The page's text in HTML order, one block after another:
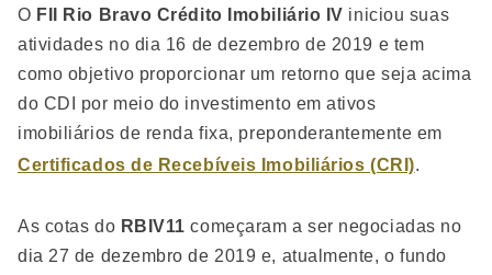
O FII Rio Bravo Crédito Imobiliário IV iniciou suas
atividades no dia 16 de dezembro de 2019 e tem
como objetivo proporcionar um retorno que seja acima
do CDI por meio do investimento em ativos
imobiliários de renda fixa, preponderantemente em
Certificados de Recebíveis Imobiliários (CRI).
As cotas do RBIV11 começaram a ser negociadas no
dia 27 de dezembro de 2019 e, atualmente, o fundo